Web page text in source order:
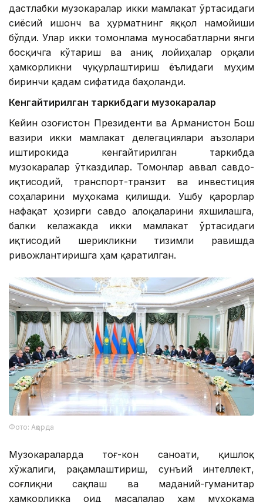
дастлабки музокаралар икки мамлакат ўртасидаги
сиёсий ишонч ва ҳурматнинг яққол намойиши
бўлди. Улар икки томонлама муносабатларни янги
босқичга кўтариш ва аниқ лойиҳалар орқали
ҳамкорликни чуқурлаштириш ёълидаги муҳим
биринчи қадам сифатида баҳоланди.
Кенгайтирилган таркибдаги музокаралар
Кейин Қозоғистон Президенти ва Арманистон Бош
вазири икки мамлакат делегациялари аъзолари
иштирокида кенгайтирилган таркибда
музокаралар ўтказдилар. Томонлар аввал савдо-
иқтисодий, транспорт-транзит ва инвестиция
соҳаларини муҳокама қилишди. Ушбу қарорлар
нафақат ҳозирги савдо алоқаларини яхшилашга,
балки келажакда икки мамлакат ўртасидаги
иқтисодий шерикликни тизимли равишда
ривожлантиришга ҳам қаратилган.
Фото: Ақорда
Музокараларда тоғ-кон саноати, қишлоқ
хўжалиги, рақамлаштириш, сунъий интеллект,
соғлиқни сақлаш ва маданий-гуманитар
ҳамкорликка оид масалалар ҳам муҳокама